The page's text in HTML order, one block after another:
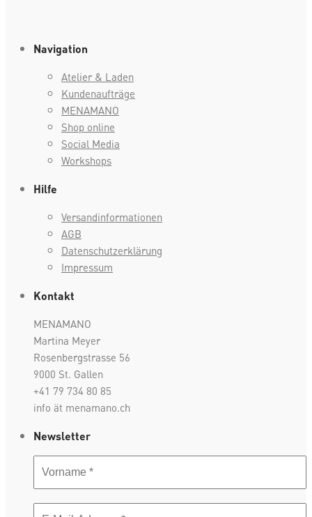
Navigation
Atelier & Laden
Kundenaufträge
MENAMANO
Shop online
Social Media
Workshops
Hilfe
Versandinformationen
AGB
Datenschutzerklärung
Impressum
Kontakt
MENAMANO
Martina Meyer
Rosenbergstrasse 56
9000 St. Gallen
+41 79 734 80 85
info ät menamano.ch
Newsletter